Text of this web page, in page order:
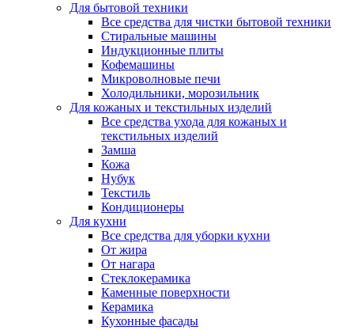
Для бытовой техники
Все средства для чистки бытовой техники
Стиральные машины
Индукционные плиты
Кофемашины
Микроволновые печи
Холодильники, морозильник
Для кожаных и текстильных изделий
Все средства ухода для кожаных и
текстильных изделий
Замша
Кожа
Нубук
Текстиль
Кондиционеры
Для кухни
Все средства для уборки кухни
От жира
От нагара
Стеклокерамика
Каменные поверхности
Керамика
Кухонные фасады